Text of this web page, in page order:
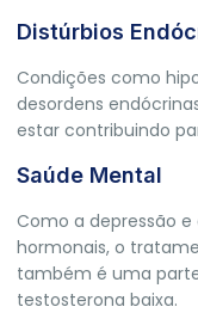
Distúrbios
Condições como
desordens
estar contribuindo
Saúde Mental
Como a depressão
hormonais, o
também é uma
testosterona baixa.